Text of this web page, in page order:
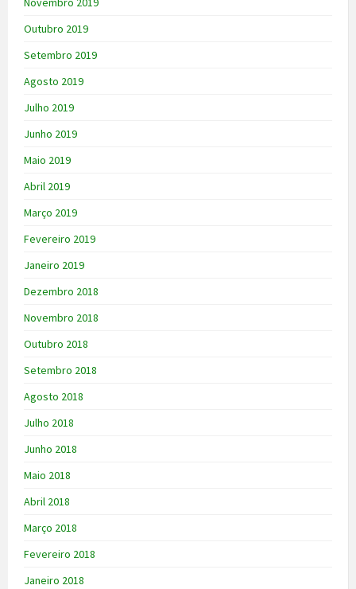
Outubro 2019
Setembro 2019
Agosto 2019
Julho 2019
Junho 2019
Maio 2019
Abril 2019
Março 2019
Fevereiro 2019
Janeiro 2019
Dezembro 2018
Novembro 2018
Outubro 2018
Setembro 2018
Agosto 2018
Julho 2018
Junho 2018
Maio 2018
Abril 2018
Março 2018
Fevereiro 2018
Janeiro 2018